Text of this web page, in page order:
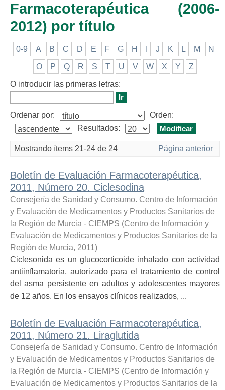
Farmacoterapéutica (2006-
2012) por título
0-9 A B C D E F G H J K L M N
O P Q R S T U V W X Y Z
O introducir las primeras letras:
Ordenar por:
Orden:
Resultados:
Mostrando ítems 21-24 de 24 Página anterior
Boletín de Evaluación Farmacoterapéutica,
2011, Número 20. Ciclesodina
Consejería de Sanidad y Consumo. Centro de Información
y Evaluación de Medicamentos y Productos Sanitarios de
la Región de Murcia - CIEMPS (Centro de Información y
Evaluación de Medicamentos y Productos Sanitarios de la
Región de Murcia, 2011)
Ciclesonida es un glucocorticoide inhalado con actividad
antiinflamatoria, autorizado para el tratamiento de control
del asma persistente en adultos y adolescentes mayores
de 12 años. En los ensayos clínicos realizados, ...
Boletín de Evaluación Farmacoterapéutica,
2011, Número 21. Liraglutida
Consejería de Sanidad y Consumo. Centro de Información
y Evaluación de Medicamentos y Productos Sanitarios de
la Región de Murcia - CIEMPS (Centro de Información y
Evaluación de Medicamentos y Productos Sanitarios de la